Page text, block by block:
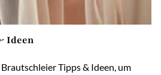
Ideen
Tipps & Ideen, um